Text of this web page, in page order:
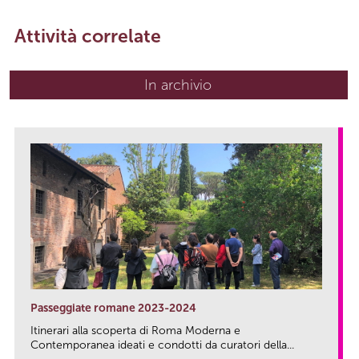
Attività correlate
In archivio
Passeggiate romane 2023-2024
Itinerari alla scoperta di Roma Moderna e
Contemporanea ideati e condotti da curatori della...